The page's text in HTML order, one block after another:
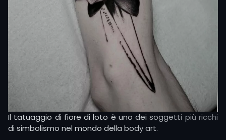
Il tatuaggio di fiore di loto è uno dei soggetti più ricchi
di simbolismo nel mondo della body art.